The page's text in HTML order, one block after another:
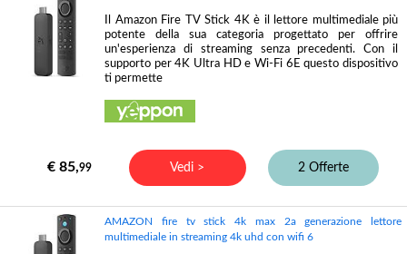
Il Amazon Fire TV Stick 4K è il lettore multimediale più
potente della sua categoria progettato per offrire
un'esperienza di streaming senza precedenti. Con il
supporto per 4K Ultra HD e Wi-Fi 6E questo dispositivo
ti permette
€ 85,99 Vedi > 2 Offerte
AMAZON fire tv stick 4k max 2a generazione lettore
multimediale in streaming 4k uhd con wifi 6